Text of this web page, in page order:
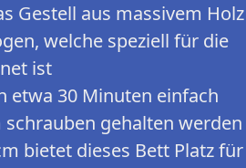
Gestell aus massivem Holz
welche speziell für die
ist
etwa 30 Minuten einfach
gehalten werden
bietet dieses Bett Platz für